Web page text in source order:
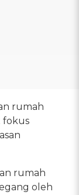
rumah
fokus
rumah
oleh